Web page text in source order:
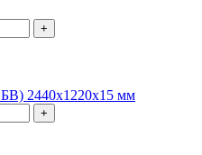
+
+